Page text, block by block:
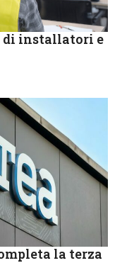
di installatori e
la terza